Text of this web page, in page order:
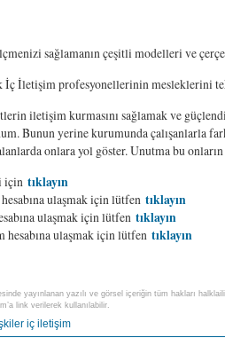
sağlamanın çeşitli modelleri ve
İç İletişim profesyonellerinin mesleklerini
iletişim kurmasını sağlamak ve
Bunun yerine kurumunda çalışanlarla
onlara yol göster. Unutma bu
için tıklayın
ulaşmak için lütfen tıklayın
ulaşmak için lütfen tıklayın
ulaşmak için lütfen tıklayın
yayınlanan yazılı ve görsel içeriğin tüm hakları
link verilerek kullanılabilir.
iç iletişim